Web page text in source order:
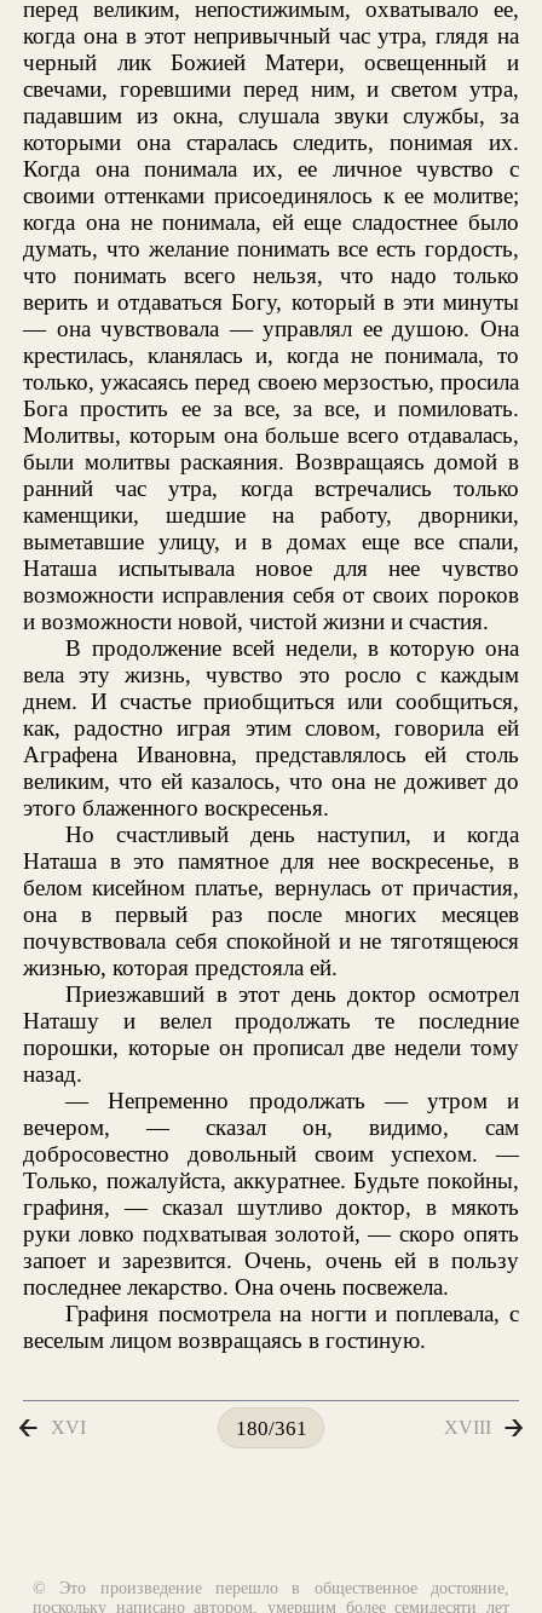
перед великим, непостижимым, охватывало ее,
когда она в этот непривычный час утра, глядя на
черный лик Божией Матери, освещенный и
свечами, горевшими перед ним, и светом утра,
падавшим из окна, слушала звуки службы, за
которыми она старалась следить, понимая их.
Когда она понимала их, ее личное чувство с
своими оттенками присоединялось к ее молитве;
когда она не понимала, ей еще сладостнее было
думать, что желание понимать все есть гордость,
что понимать всего нельзя, что надо только
верить и отдаваться Богу, который в эти минуты
— она чувствовала — управлял ее душою. Она
крестилась, кланялась и, когда не понимала, то
только, ужасаясь перед своею мерзостью, просила
Бога простить ее за все, за все, и помиловать.
Молитвы, которым она больше всего отдавалась,
были молитвы раскаяния. Возвращаясь домой в
ранний час утра, когда встречались только
каменщики, шедшие на работу, дворники,
выметавшие улицу, и в домах еще все спали,
Наташа испытывала новое для нее чувство
возможности исправления себя от своих пороков
и возможности новой, чистой жизни и счастия.
В продолжение всей недели, в которую она
вела эту жизнь, чувство это росло с каждым
днем. И счастье приобщиться или сообщиться,
как, радостно играя этим словом, говорила ей
Аграфена Ивановна, представлялось ей столь
великим, что ей казалось, что она не доживет до
этого блаженного воскресенья.
Но счастливый день наступил, и когда
Наташа в это памятное для нее воскресенье, в
белом кисейном платье, вернулась от причастия,
она в первый раз после многих месяцев
почувствовала себя спокойной и не тяготящеюся
жизнью, которая предстояла ей.
Приезжавший в этот день доктор осмотрел
Наташу и велел продолжать те последние
порошки, которые он прописал две недели тому
назад.
— Непременно продолжать — утром и
вечером, — сказал он, видимо, сам
добросовестно довольный своим успехом. —
Только, пожалуйста, аккуратнее. Будьте покойны,
графиня, — сказал шутливо доктор, в мякоть
руки ловко подхватывая золотой, — скоро опять
запоет и зарезвится. Очень, очень ей в пользу
последнее лекарство. Она очень посвежела.
Графиня посмотрела на ногти и поплевала, с
веселым лицом возвращаясь в гостиную.
XVI 180/361 XVIII
© Это произведение перешло в общественное достояние,
поскольку написано автором, умершим более семидесяти лет